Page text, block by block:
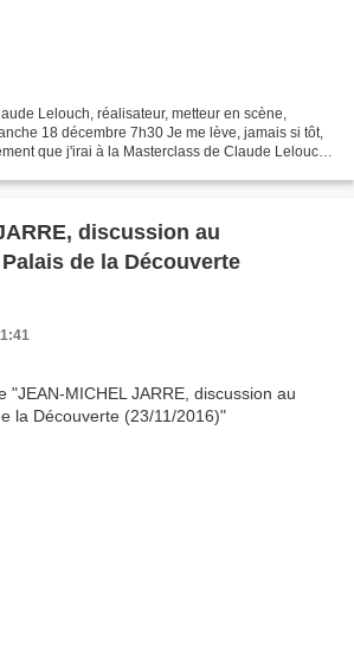
Lelouch, réalisateur, metteur en scène,
18 décembre 7h30 Je me lève, jamais si tôt,
que j'irai à la Masterclass de Claude Lelouch.
discussion au
de la Découverte